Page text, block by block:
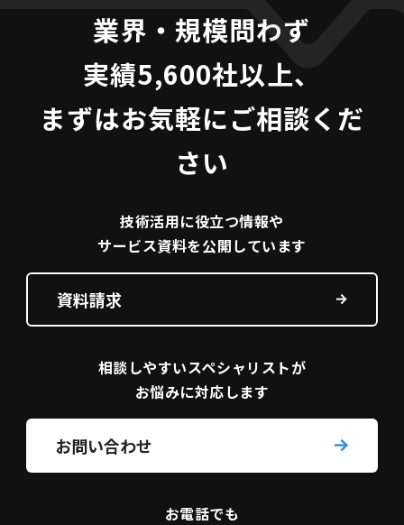
業界・規模問わず
実績5,600社以上、
まずはお気軽にご相談くだ
さい
技術活用に役立つ情報や
サービス資料を公開しています
資料請求
相談しやすいスペシャリストが
お悩みに対応します
お問い合わせ
お電話でも